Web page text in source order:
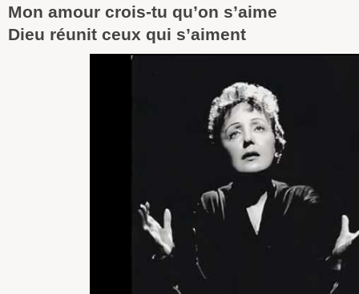
Mon amour crois-tu qu’on s’aime
Dieu réunit ceux qui s’aiment